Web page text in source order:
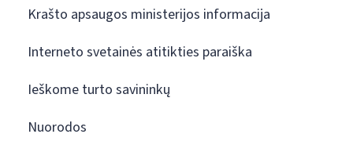
Krašto apsaugos ministerijos informacija
Interneto svetainės atitikties paraiška
Ieškome turto savininkų
Nuorodos